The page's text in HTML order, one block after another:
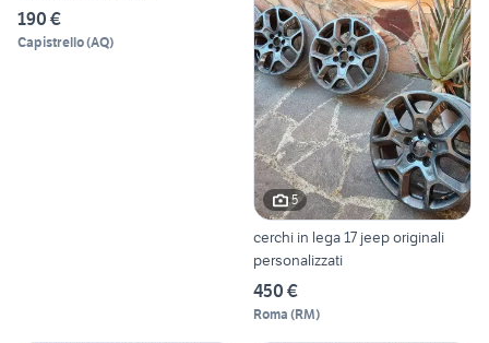
190 €
Capistrello(AQ)
5
cerchi in lega 17 jeep originali
personalizzati
450 €
Roma (RM)